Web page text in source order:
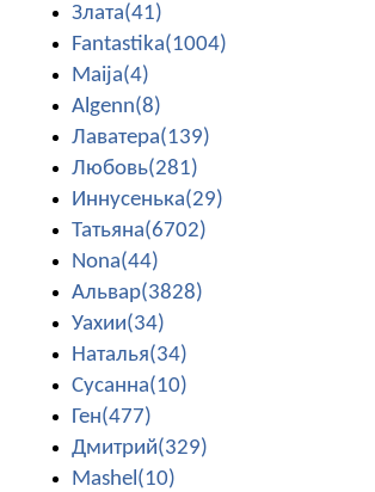
Злата(41)
Fantastika(1004)
Maija(4)
Algenn(8)
Лаватера(139)
Любовь(281)
Иннусенька(29)
Татьяна(6702)
Nona(44)
Альвар(3828)
Уахии(34)
Наталья(34)
Сусанна(10)
Ген(477)
Дмитрий(329)
Mashel(10)